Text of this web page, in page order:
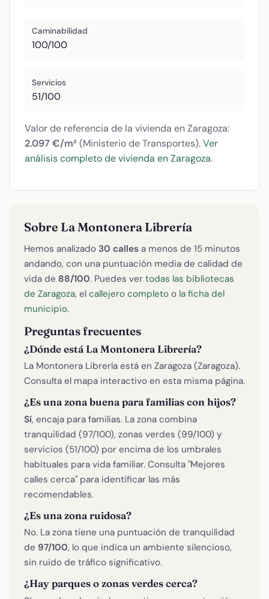
Caminabilidad
100/100
Servicios
51/100
Valor de referencia de la vivienda en Zaragoza:
2.097 €/m² (Ministerio de Transportes).Ver
análisis completo de vivienda en Zaragoza.
Sobre La Montonera Librería
Hemos analizado 30 calles a menos de 15 minutos
andando, con una puntuación media de calidad de
vida de 88/100. Puedes ver todas las bibliotecas
de Zaragoza, el callejero completo o la ficha del
municipio.
Preguntas frecuentes
¿Dónde está La Montonera Librería?
La Montonera Librería está en Zaragoza (Zaragoza).
Consulta el mapa interactivo en esta misma página.
¿Es una zona buena para familias con hijos?
Sí, encaja para familias. La zona combina
tranquilidad (97/100), zonas verdes (99/100) y
servicios (51/100) por encima de los umbrales
habituales para vida familiar. Consulta "Mejores
calles cerca" para identificar las más
recomendables.
¿Es una zona ruidosa?
No. La zona tiene una puntuación de tranquilidad
de 97/100, lo que indica un ambiente silencioso,
sin ruido de tráfico significativo.
¿Hay parques o zonas verdes cerca?